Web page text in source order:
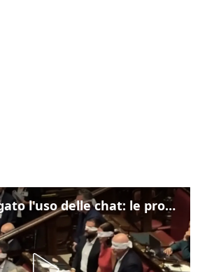
Delmastro, negato l'uso delle chat: le proteste di Avs e M5s